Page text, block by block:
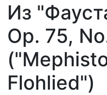
Из
Op. 75,
Flohlied")